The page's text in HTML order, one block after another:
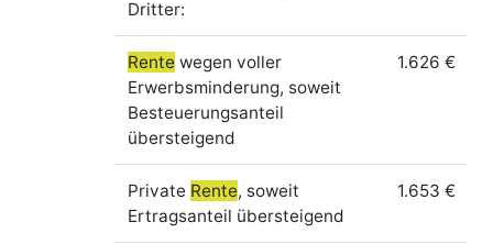
Dritter:
Rente wegen voller
Erwerbsminderung, soweit
Besteuerungsanteil
übersteigend
1.626 €
Private Rente, soweit
Ertragsanteil übersteigend
1.653 €